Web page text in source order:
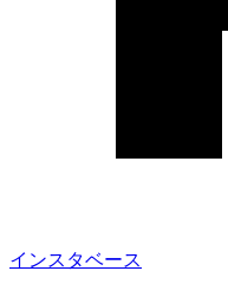
インスタベース